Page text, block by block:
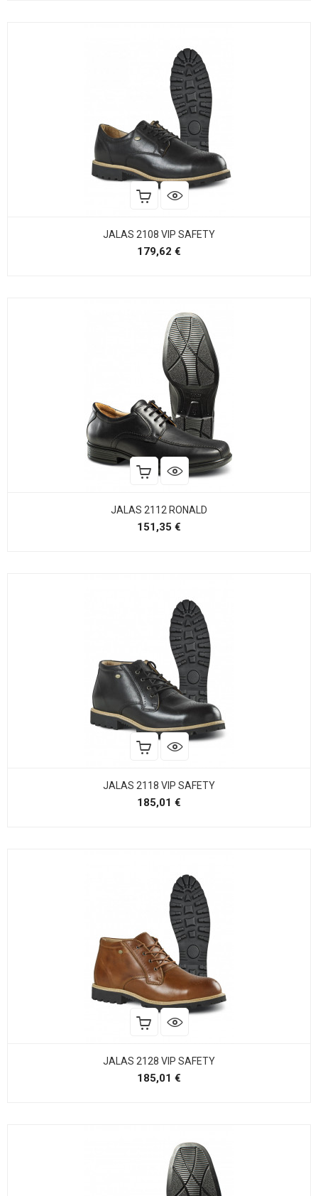
JALAS 2108 VIP SAFETY
179,62 €
JALAS 2112 RONALD
151,35 €
JALAS 2118 VIP SAFETY
185,01 €
JALAS 2128 VIP SAFETY
185,01 €